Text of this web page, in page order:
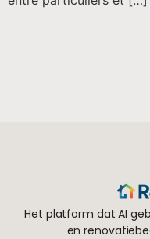
Het platform dat AI
en